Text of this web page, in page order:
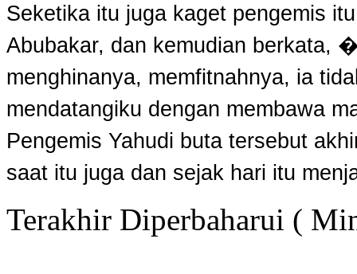
Seketika itu juga kaget pengemis
Abubakar, dan kemudian berkata,
menghinanya, memfitnahnya, ia
mendatangiku dengan membawa
Pengemis Yahudi buta tersebut
saat itu juga dan sejak hari itu
Terakhir Diperbaharui (